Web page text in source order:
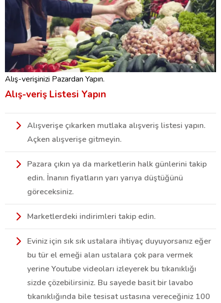
Alış-verişinizi Pazardan Yapın.
Alış-veriş Listesi Yapın
Alışverişe çıkarken mutlaka alışveriş listesi yapın.
Açken alışverişe gitmeyin.
Pazara çıkın ya da marketlerin halk günlerini takip
edin. İnanın fiyatların yarı yarıya düştüğünü
göreceksiniz.
Marketlerdeki indirimleri takip edin.
Eviniz için sık sık ustalara ihtiyaç duyuyorsanız eğer
bu tür el emeği alan ustalara çok para vermek
yerine Youtube videoları izleyerek bu tıkanıklığı
sizde çözebilirsiniz. Bu sayede basit bir lavabo
tıkanıklığında bile tesisat ustasına vereceğiniz 100